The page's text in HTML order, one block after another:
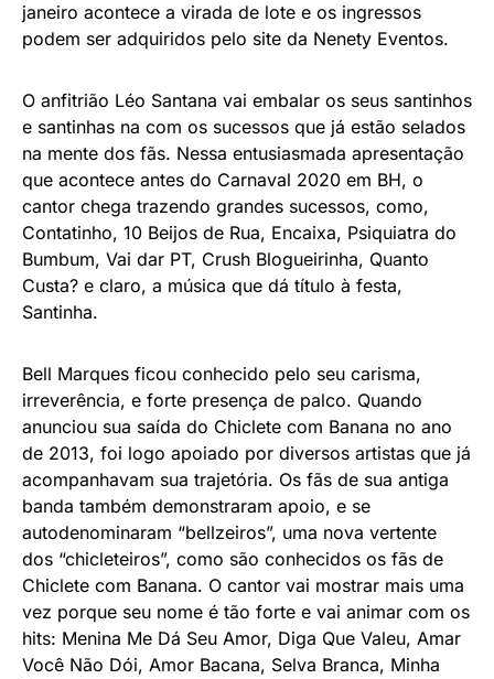
janeiro acontece a virada de lote e os ingressos
podem ser adquiridos pelo site da Nenety Eventos.
O anfitrião Léo Santana vai embalar os seus santinhos
e santinhas na com os sucessos que já estão selados
na mente dos fãs. Nessa entusiasmada apresentação
que acontece antes do Carnaval 2020 em BH, o
cantor chega trazendo grandes sucessos, como,
Contatinho, 10 Beijos de Rua, Encaixa, Psiquiatra do
Bumbum, Vai dar PT, Crush Blogueirinha, Quanto
Custa? e claro, a música que dá título à festa,
Santinha.
Bell Marques ficou conhecido pelo seu carisma,
irreverência, e forte presença de palco. Quando
anunciou sua saída do Chiclete com Banana no ano
de 2013, foi logo apoiado por diversos artistas que já
acompanhavam sua trajetória. Os fãs de sua antiga
banda também demonstraram apoio, e se
autodenominaram “bellzeiros”, uma nova vertente
dos “chicleteiros”, como são conhecidos os fãs de
Chiclete com Banana. O cantor vai mostrar mais uma
vez porque seu nome é tão forte e vai animar com os
hits: Menina Me Dá Seu Amor, Diga Que Valeu, Amar
Você Não Dói, Amor Bacana, Selva Branca, Minha